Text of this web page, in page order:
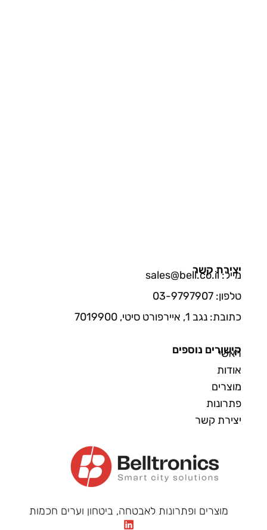
מוצרים ופתרונות לאבטחה, ביטחון וערים חכמות
קישורים נוספים
ראשי
אודות
מוצרים
פתרונות
יצירת קשר
יצירת קשר
מייל: sales@bell.co.il
טלפון: 03-9797907
כתובת: נגב 1, איירפורט סיטי, 7019900